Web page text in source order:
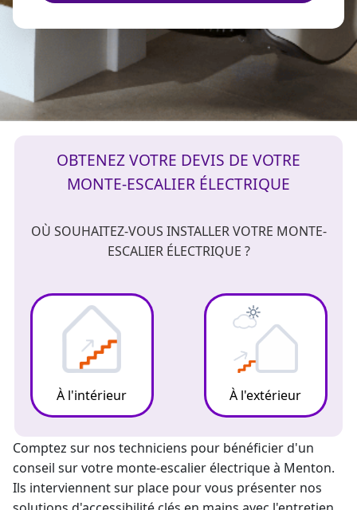
OBTENEZ VOTRE DEVIS DE VOTRE
MONTE-ESCALIER ÉLECTRIQUE
OÙ SOUHAITEZ-VOUS INSTALLER VOTRE MONTE-
ESCALIER ÉLECTRIQUE ?
À l'intérieur À l'extérieur
Comptez sur nos techniciens pour bénéficier d'un
conseil sur votre monte-escalier électriqueà Menton.
Ils interviennent sur place pour vous présenter nos